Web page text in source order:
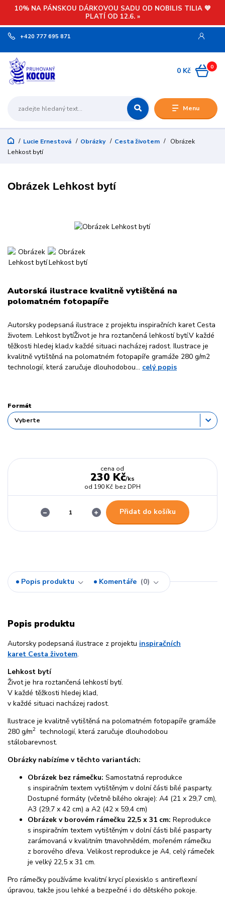
10% NA PÁNSKOU DÁRKOVOU SADU OD NOBILIS TILIA 💙
PLATÍ OD 12.6. »
Menu
+420 777 695 871
0
0 Kč
Lucie Ernestová Obrázky Cesta životem
Obrázek
Lehkost bytí
Obrázek Lehkost bytí
Autorská ilustrace kvalitně vytištěná na
polomatném fotopapíře
Autorsky podepsaná ilustrace z projektu inspiračních karet Cesta
životem. Lehkost bytíŽivot je hra roztančená lehkostí bytí.V každé
těžkosti hledej klad,v každé situaci nacházej radost. Ilustrace je
kvalitně vytištěná na polomatném fotopapíře gramáže 280 g/m2
technologií, která zaručuje dlouhodobou... celý popis
Formát
cena od
230 Kč/ks
od 190 Kč bez DPH
Přidat do košíku
Popis produktu Komentáře 0
Popis produktu
Autorsky podepsaná ilustrace z projektu inspiračních
karet Cesta životem.
Lehkost bytí
Život je hra roztančená lehkostí bytí.
V každé těžkosti hledej klad,
v každé situaci nacházej radost.
Ilustrace je kvalitně vytištěná na polomatném fotopapíře gramáže
280 g/m2 technologií, která zaručuje dlouhodobou
stálobarevnost.
Obrázky nabízíme v těchto variantách:
Obrázek bez rámečku: Samostatná reprodukce
s inspiračním textem vytištěným v dolní části bílé pasparty.
Dostupné formáty (včetně bílého okraje): A4 (21 x 29,7 cm),
A3 (29,7 x 42 cm) a A2 (42 x 59,4 cm)
Obrázek v borovém rámečku 22,5 x 31 cm: Reprodukce
s inspiračním textem vytištěným v dolní části bílé pasparty
zarámovaná v kvalitním tmavohnědém, mořeném rámečku
z borového dřeva. Velikost reprodukce je A4, celý rámeček
je velký 22,5 x 31 cm.
Pro rámečky používáme kvalitní krycí plexisklo s antireflexní
úpravou, takže jsou lehké a bezpečné i do dětského pokoje.